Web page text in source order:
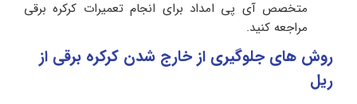
متخصص آی پی امداد برای انجام تعمیرات کرکره برقی
مراجعه کنید.
روش های جلوگیری از خارج شدن کرکره برقی از
ریل